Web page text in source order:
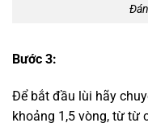
Bước 3:
Để bắt đầu lùi hãy
khoảng 1,5 vòng, từ từ